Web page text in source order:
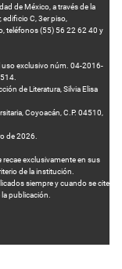
de México, a través de la
edificio C, 3er piso,
teléfonos (55) 56 22 62 40 y
uso exclusivo núm. 04-2016-
de Literatura, Silvia Elisa
Coyoacán, C.P. 04510,
de 2026.
recae exclusivamente en sus
de la institución.
siempre y cuando se cite
publicación.